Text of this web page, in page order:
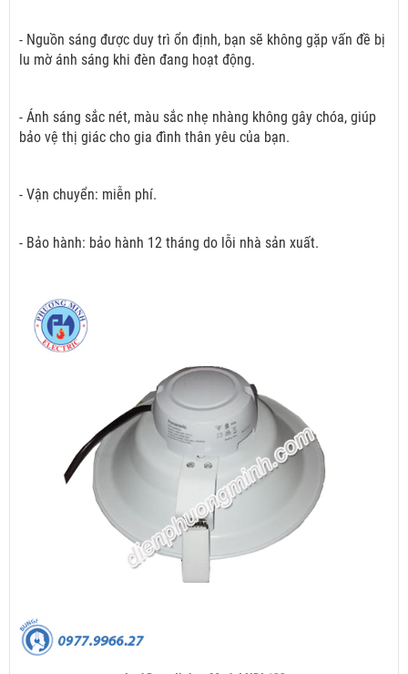
- Nguồn sáng được duy trì ổn định, bạn sẽ không gặp vấn đề bị
lu mờ ánh sáng khi đèn đang hoạt động.
- Ánh sáng sắc nét, màu sắc nhẹ nhàng không gây chóa, giúp
bảo vệ thị giác cho gia đình thân yêu của bạn.
- Vận chuyển: miễn phí.
- Bảo hành: bảo hành 12 tháng do lỗi nhà sản xuất.